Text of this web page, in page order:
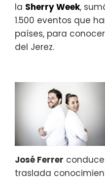
la Sherry Week,
1.500 eventos que
países, para
del Jerez.
José Ferrer
traslada